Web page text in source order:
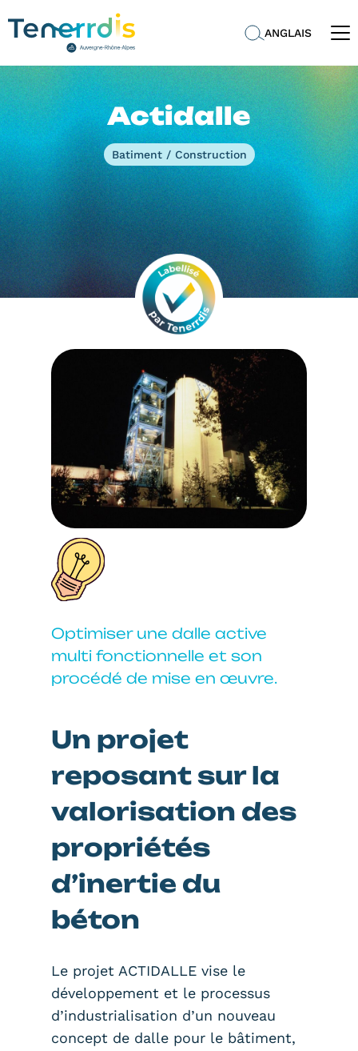
ANGLAIS
Actidalle
Batiment / Construction
Optimiser une dalle active
multi fonctionnelle et son
procédé de mise en œuvre.
Un projet
reposant sur la
valorisation des
propriétés
d’inertie du
béton
Le projet ACTIDALLE vise le
développement et le processus
d’industrialisation d’un nouveau
concept de dalle pour le bâtiment,